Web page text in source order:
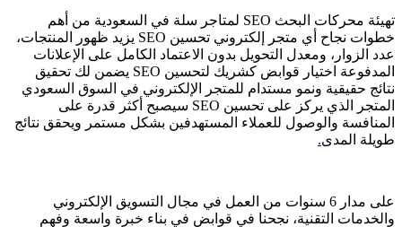
تهيئة محركات البحث SEO لمتاجر سلة في السعودية من أهم
خطوات نجاح أي متجر إلكتروني تحسين SEO يزيد ظهور المنتجات،
عدد الزوار، ومعدل التحويل بدون الاعتماد الكامل على الإعلانات
المدفوعة اختيار قوابض كشريك لتحسين SEO يضمن لك تحقيق
نتائج حقيقية ونمو مستدام للمتجر الإلكتروني في السوق السعودي
المتجر الذي يركز على تحسين SEO سيصبح أكثر قدرة على
المنافسة والوصول للعملاء المستهدفين بشكل مستمر ويحقق نتائج
طويلة المدى.
على مدار 6 سنوات من العمل في مجال التسويق الإلكتروني
والخدمات التقنية، نجحنا في قوابض في بناء خبرة واسعة وفهم